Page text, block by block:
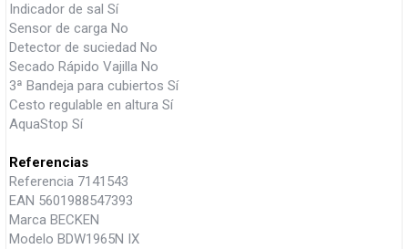
Indicador de sal Sí
Sensor de carga No
Detector de suciedad No
Secado Rápido Vajilla No
3ª Bandeja para cubiertos Sí
Cesto regulable en altura Sí
AquaStop Sí
Referencias
Referencia 7141543
EAN 5601988547393
Marca BECKEN
Modelo BDW1965N IX